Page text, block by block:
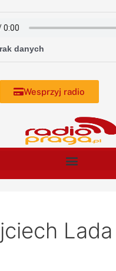
danych
Wesprzyj radio
Lada